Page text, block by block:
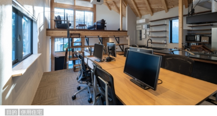
目的 併用住宅